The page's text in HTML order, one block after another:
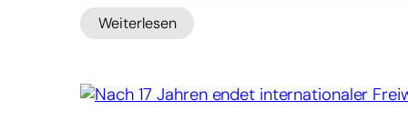
Weiterlesen
:
Synagoge